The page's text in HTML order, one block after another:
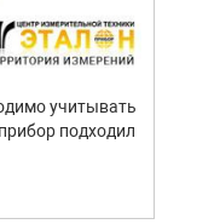
учитывать
подходил